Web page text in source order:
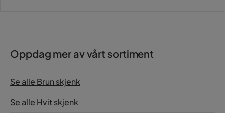
Oppdag mer av vårt sortiment
Se alle Brun skjenk
Se alle Hvit skjenk